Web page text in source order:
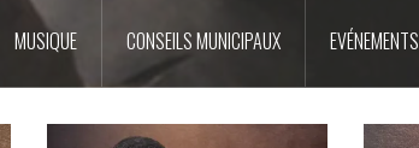
MUSIQUE CONSEILS MUNICIPAUX EVÉNEMENTS